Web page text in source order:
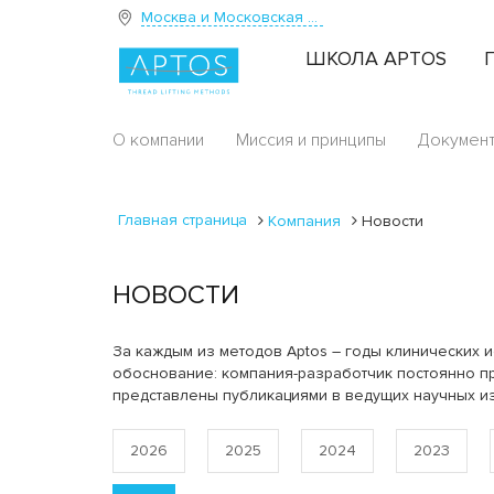
Москва и Московская область
ШКОЛА APTOS
О компании Миссия и принципы
Главная страница Компания Новости
НОВОСТИ
За каждым из методов Aptos – годы клинических
обоснование: компания-разработчик постоянно
представлены публикациями в ведущих научных
2026 2025 2024 2023